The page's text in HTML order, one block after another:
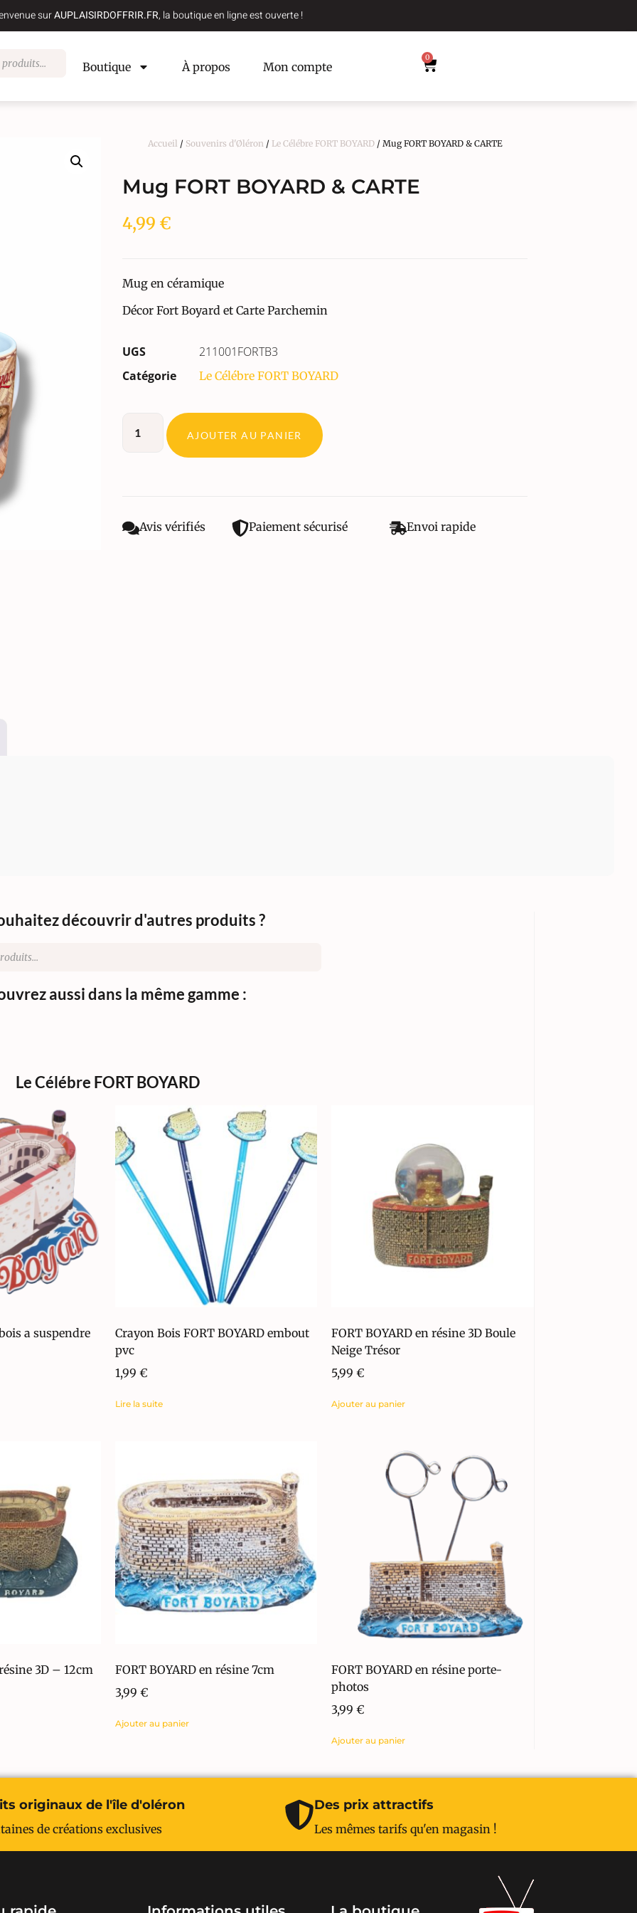
surAUPLAISIRDOFFRIR.FR, la boutique en ligne est ouverte !
Boutique À propos Mon compte
0
Accueil / Souvenirs d'Øléron/ Le Célébre FORT BOYARD/ Mug FORT BOYARD & CARTE
Mug FORT BOYARD & CARTE
4,99 €
Mug en céramique
Décor Fort Boyard et Carte Parchemin
UGS
211001FORTB3
Catégorie
Le Célébre FORT BOYARD
AJOUTER AU PANIER
Avis vérifiés Paiement sécurisé Envoi rapide
découvrir d'autres produits ?
aussi dans la même gamme :
Le Célébre FORT BOYARD
a suspendre
Crayon Bois FORT BOYARD embout
pvc
1,99 €
Lire la suite
FORT BOYARD en résine 3D Boule
Neige Trésor
5,99€
Ajouter au panier
3D – 12cm
FORT BOYARD en résine 7cm
3,99 €
Ajouter au panier
FORT BOYARD en résine porte-
photos
3,99€
Ajouter au panier
originaux de l'île d'oléron
de créations exclusives
Des prix attractifs
Les mêmes tarifs qu'en magasin !